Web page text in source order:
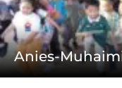
Anies-